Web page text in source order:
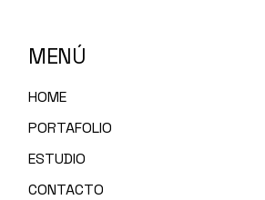
MENÚ
HOME
PORTAFOLIO
ESTUDIO
CONTACTO